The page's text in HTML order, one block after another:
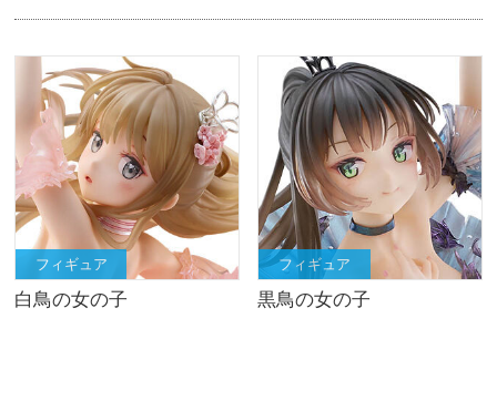
フィギュア
白鳥の女の子
フィギュア
黒鳥の女の子